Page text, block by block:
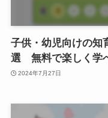
子供・幼児向けの知
選 無料で楽しく学
2024年7月27日